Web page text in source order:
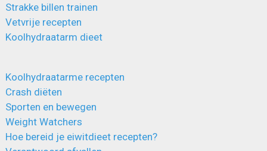
Strakke billen trainen
Vetvrije recepten
Koolhydraatarm dieet
Koolhydraatarme recepten
Crash diëten
Sporten en bewegen
Weight Watchers
Hoe bereid je eiwitdieet recepten?